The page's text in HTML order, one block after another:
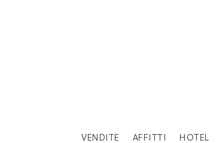
VENDITE AFFITTI HOTEL